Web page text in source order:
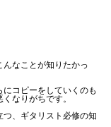
なことが知りたかっ
コピーをしていくのも
なりがちです。
、ギタリスト必修の知